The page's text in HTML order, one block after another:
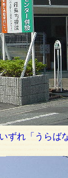
ずれ「うらば